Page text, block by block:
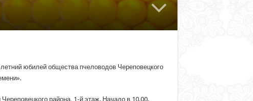
юбилей общества пчеловодов Череповецкого
района, 1-й этаж. Начало в 10.00.